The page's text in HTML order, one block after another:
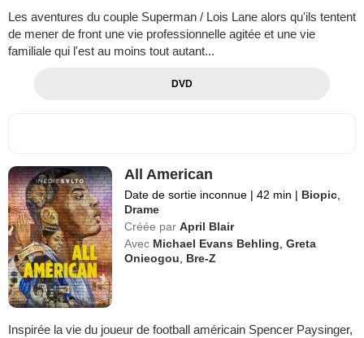
Les aventures du couple Superman / Lois Lane alors qu'ils tentent
de mener de front une vie professionnelle agitée et une vie
familiale qui l'est au moins tout autant...
DVD
All American
Date de sortie inconnue | 42 min | Biopic
Drame
Créée par April Blair
Avec Michael Evans Behling ,Greta
Onieogou
Bre-Z
Inspirée la vie du joueur de football américain Spencer Paysinger,